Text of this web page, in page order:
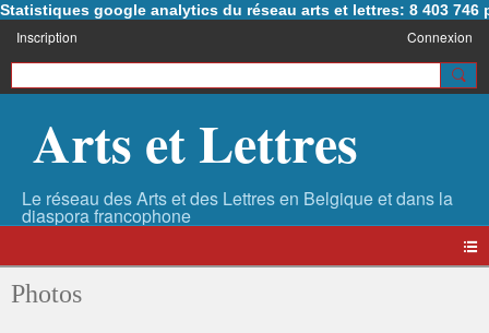
Statistiques google analytics du réseau arts et lettres: 8 403 746
Inscription Connexion
Arts et Lettres
Photos